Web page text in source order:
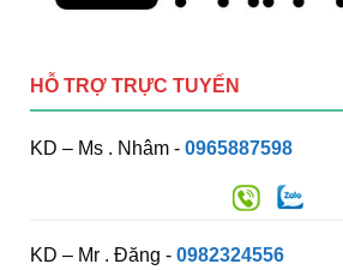
HỖ TRỢ TRỰC TUYẾN
KD – Ms . Nhâm - 0965887598
KD – Mr . Đăng - 0982324556